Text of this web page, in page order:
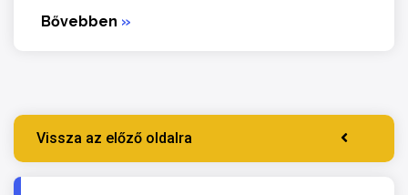
Bővebben »
Vissza az előző oldalra